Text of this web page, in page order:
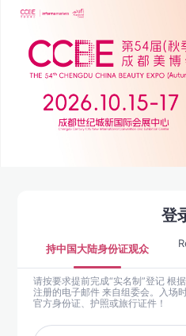
登
持中国大陆身份证观众
请按要求提前完成“实名制”登记 根
注册的电子邮件 来自组委会。入场
官方身份证、护照或旅行证件！